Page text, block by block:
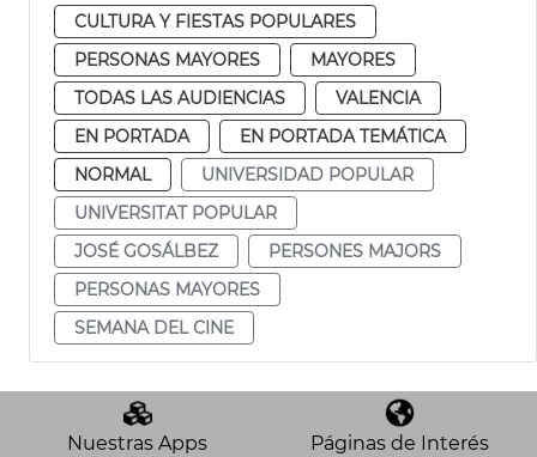
CULTURA Y FIESTAS POPULARES
PERSONAS MAYORES
MAYORES
TODAS LAS AUDIENCIAS
VALENCIA
EN PORTADA
EN PORTADA TEMÁTICA
NORMAL
UNIVERSIDAD POPULAR
UNIVERSITAT POPULAR
JOSÉ GOSÁLBEZ
PERSONES MAJORS
PERSONAS MAYORES
SEMANA DEL CINE
Nuestras Apps Páginas de Interés